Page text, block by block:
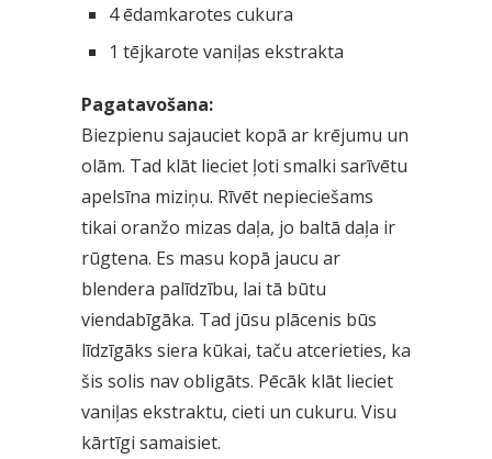
4 ēdamkarotes cukura
1 tējkarote vaniļas ekstrakta
Pagatavošana:
Biezpienu sajauciet kopā ar krējumu un
olām. Tad klāt lieciet ļoti smalki sarīvētu
apelsīna miziņu. Rīvēt nepieciešams
tikai oranžo mizas daļa, jo baltā daļa ir
rūgtena. Es masu kopā jaucu ar
blendera palīdzību, lai tā būtu
viendabīgāka. Tad jūsu plācenis būs
līdzīgāks siera kūkai, taču atcerieties, ka
šis solis nav obligāts. Pēcāk klāt lieciet
vaniļas ekstraktu, cieti un cukuru. Visu
kārtīgi samaisiet.